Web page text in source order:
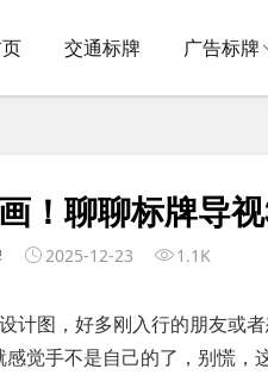
交通标牌 广告标牌
！聊聊标牌导
2025-12-23 1.1K
计图，好多刚入行的朋友或
觉手不是自己的了，别慌，